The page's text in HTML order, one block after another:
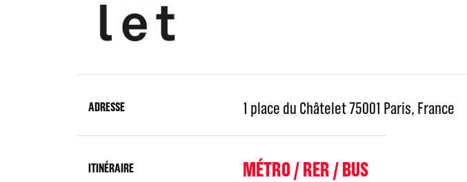
ADRESSE 1 place du Châtelet 75001 Paris, France
ITINÉRAIRE MÉTRO / RER / BUS